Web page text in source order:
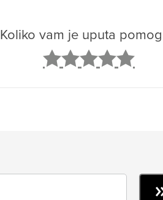
Koliko vam je uputa